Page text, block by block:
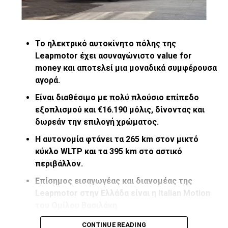
Το ηλεκτρικό αυτοκίνητο πόλης της
Leapmotor έχει ασυναγώνιστο value for
money και αποτελεί μια μοναδικά συμφέρουσα
αγορά.
Είναι διαθέσιμο με πολύ πλούσιο επίπεδο
εξοπλισμού και €16.190 μόλις, δίνοντας και
δωρεάν την επιλογή χρώματος.
Η αυτονομία φτάνει τα 265 km στον μικτό
κύκλο WLTP και τα 395 km στο αστικό
περιβάλλον.
Επίσημος εισαγωγέας και διανομέας της
Leapmotor στην Ελλάδα είναι η Italian Motion
Το Leapmotor T03 έχει πλέον καθιερωθεί ως το πιο
CONTINUE READING